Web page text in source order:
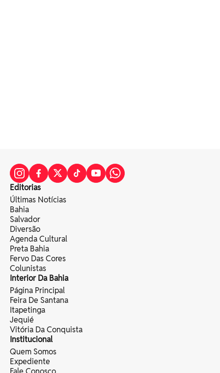
Editorias
Últimas Notícias
Bahia
Salvador
Diversão
Agenda Cultural
Preta Bahia
Fervo Das Cores
Colunistas
Interior Da Bahia
Página Principal
Feira De Santana
Itapetinga
Jequié
Vitória Da Conquista
Institucional
Quem Somos
Expediente